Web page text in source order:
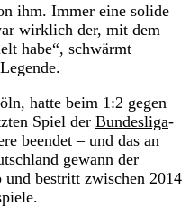
ihm. Immer eine solide
wirklich der, mit dem
habe“, schwärmt
hatte beim 1:2 gegen
Spiel der Bundesliga-
beendet – und das an
gewann der
bestritt zwischen 2014